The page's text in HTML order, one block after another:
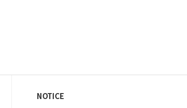
NOTICE